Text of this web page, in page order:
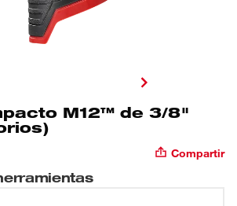
M12™ de 3/8"
Compartir